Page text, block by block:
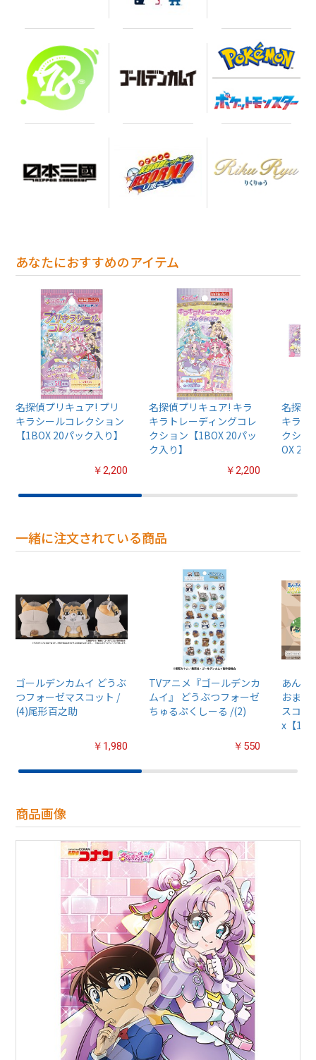
あなたにおすすめのアイテム
名探偵プリキュア! プリ
キラシールコレクション
【1BOX 20パック入り】
￥2,200
名探偵プリキュア! キラ
キラトレーディングコレ
クション【1BOX 20パッ
ク入り】
￥2,200
名探偵
キラト
クショ
OX 20
一緒に注文されている商品
ゴールデンカムイ どうぶ
つフォーゼマスコット /
(4)尾形百之助
￥1,980
TVアニメ『ゴールデンカ
ムイ』 どうぶつフォーゼ
ちゅるぷくしーる /(2)
￥550
あんさ
おまん
スコッ
x【
商品画像